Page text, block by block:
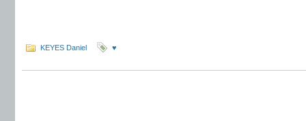
KEYES Daniel ♥